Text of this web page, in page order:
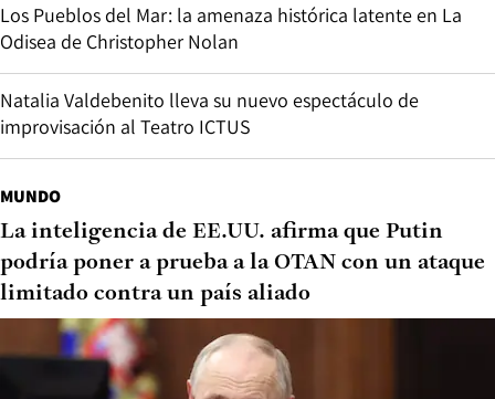
Los Pueblos del Mar: la amenaza histórica latente en La
Odisea de Christopher Nolan
Natalia Valdebenito lleva su nuevo espectáculo de
improvisación al Teatro ICTUS
MUNDO
La inteligencia de EE.UU. afirma que Putin
podría poner a prueba a la OTAN con un ataque
limitado contra un país aliado